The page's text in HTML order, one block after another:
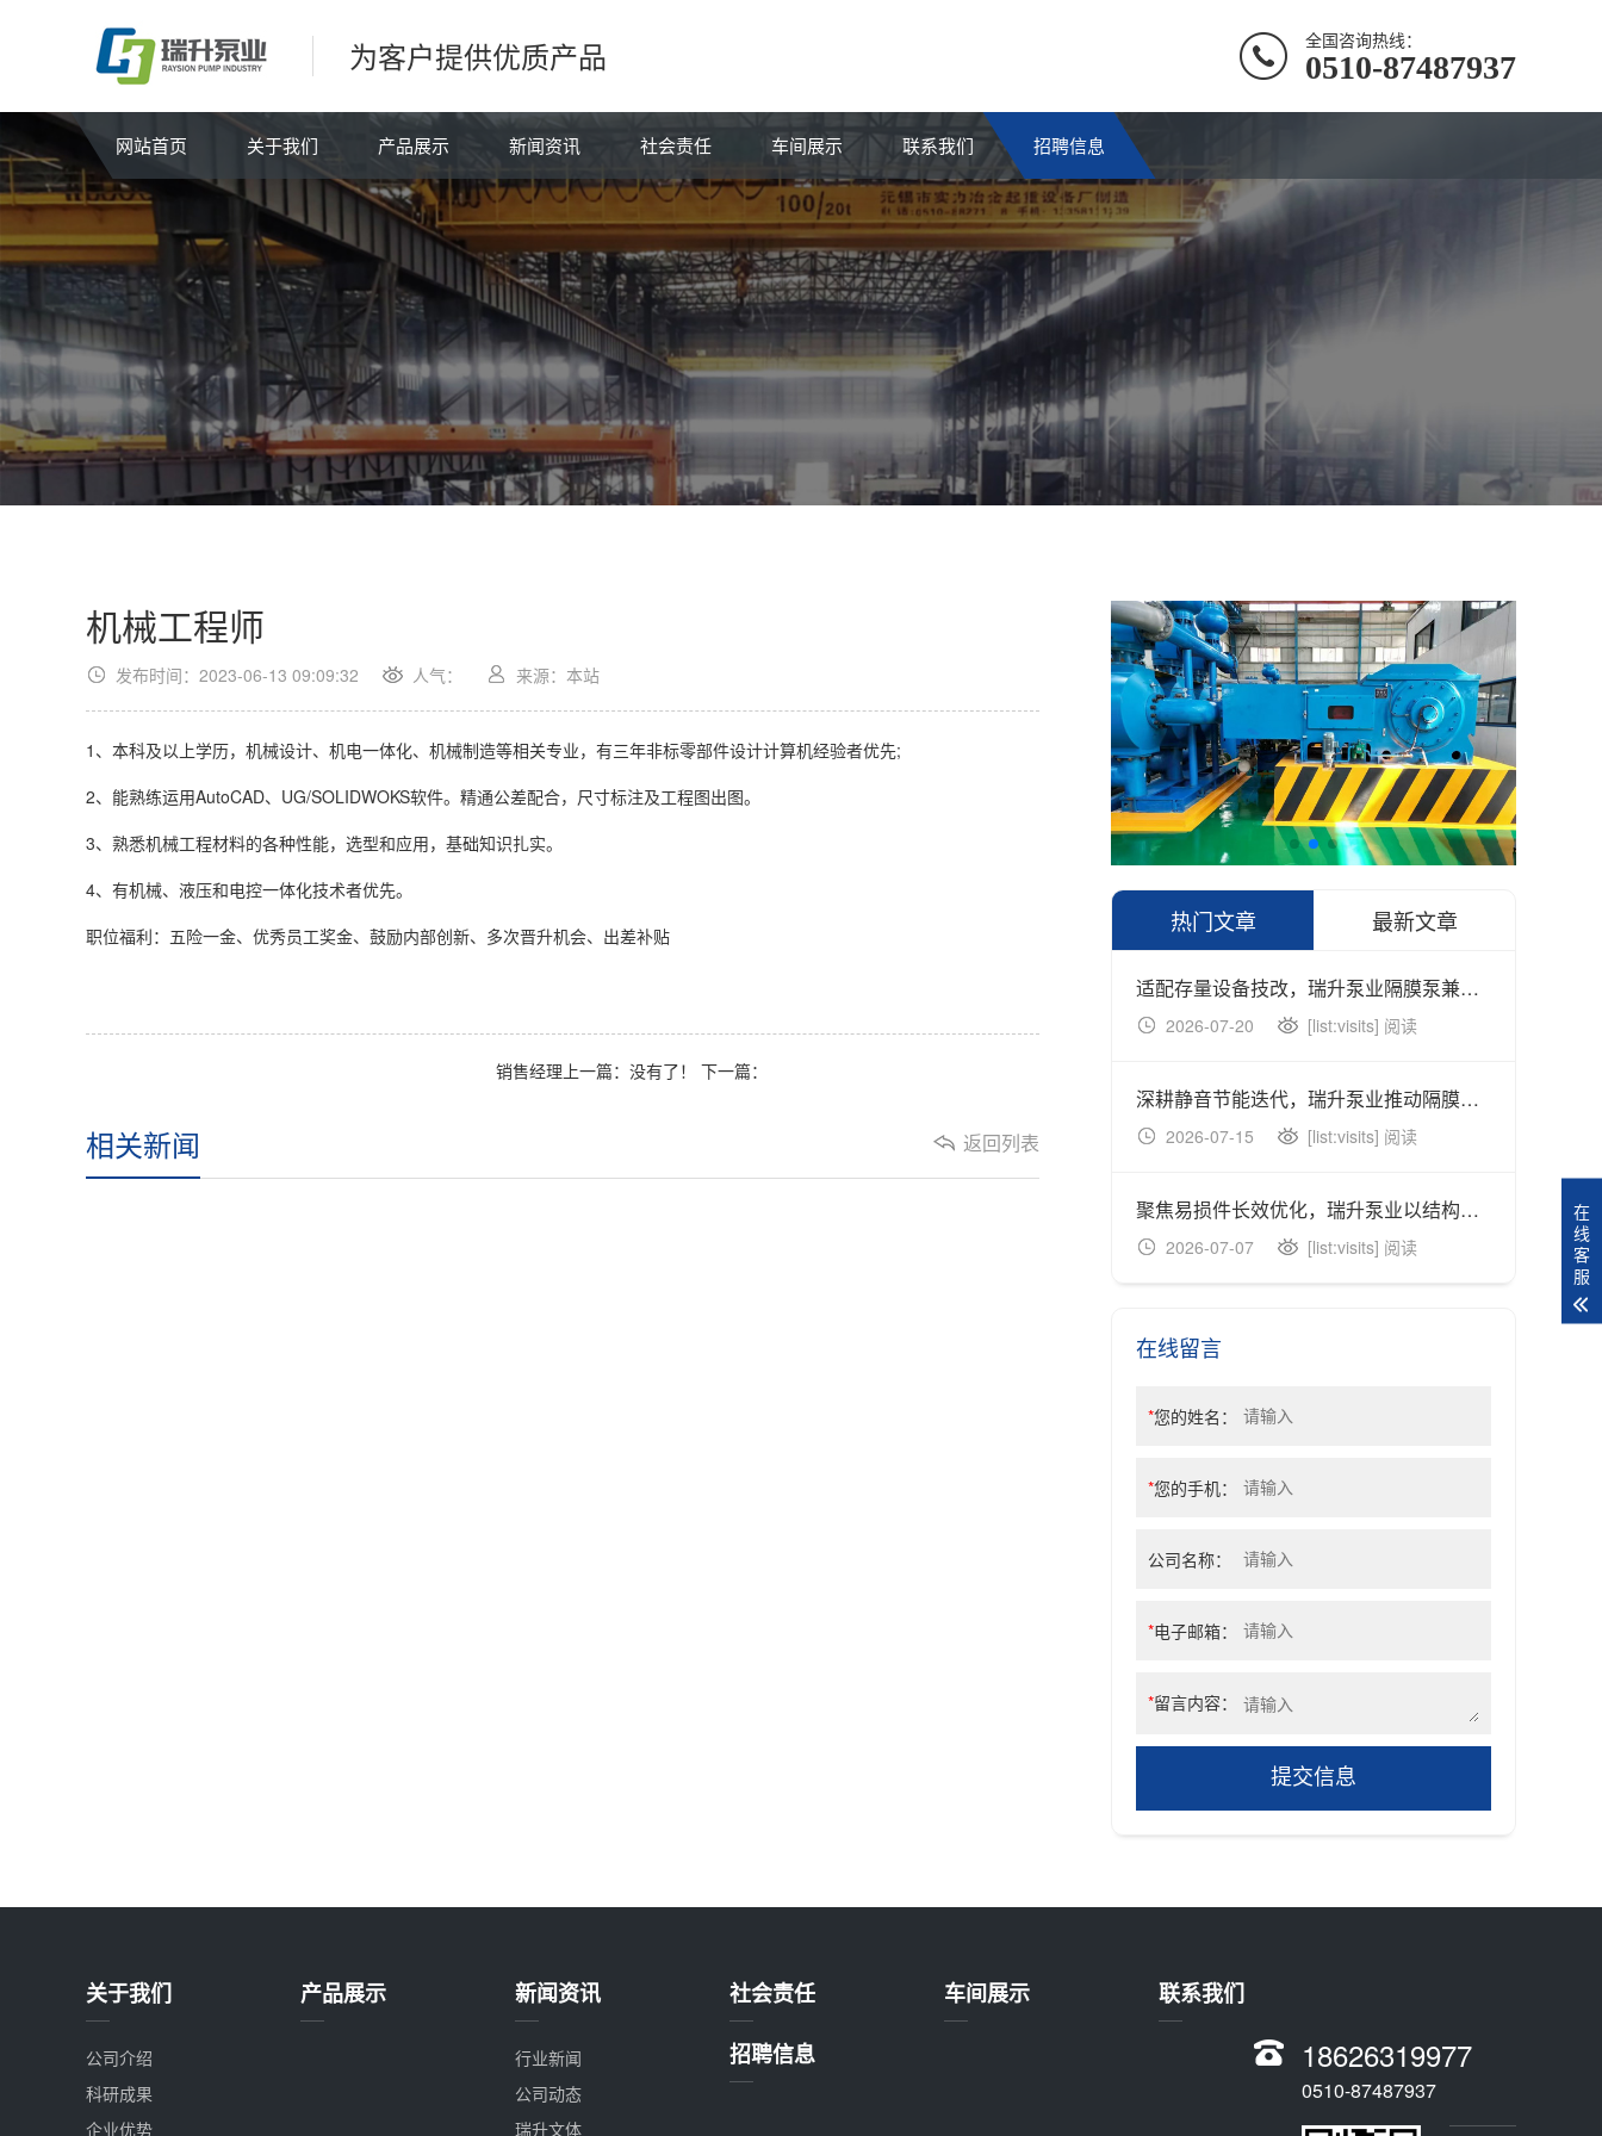
为客户提供优质产品 全国咨询热线：
0510-87487937
网站首页 关于我们 产品展示 新闻资讯 社会责任 车间展示 联系我们 招聘信息
机械工程师
发布时间：2023-06-13 09:09:32 人气： 来源：本站
1、本科及以上学历，机械设计、机电一体化、机械制造等相关专业，有三年非标零部件设计计算机经验者优先;
2、能熟练运用AutoCAD、UG/SOLIDWOKS软件。精通公差配合，尺寸标注及工程图出图。
3、熟悉机械工程材料的各种性能，选型和应用，基础知识扎实。
4、有机械、液压和电控一体化技术者优先。
职位福利：五险一金、优秀员工奖金、鼓励内部创新、多次晋升机会、出差补贴
上一篇：没有了！ 下一篇：
销售经理
返回列表
相关新闻
热门文章 最新文章
适配存量设备技改，瑞升泵业隔膜泵兼容改造方案助力产线升级
2026-07-20 [list:visits] 阅读
深耕静音节能迭代，瑞升泵业推动隔膜泵适配绿色连续化生产
2026-07-15 [list:visits] 阅读
聚焦易损件长效优化，瑞升泵业以结构改良降低隔膜泵运维成本
2026-07-07 [list:visits] 阅读
在线留言
*您的姓名：
*您的手机：
公司名称：
*电子邮箱：
*留言内容：
提交信息
关于我们
公司介绍
科研成果
企业优势
产品展示 新闻资讯
行业新闻
公司动态
瑞升文体
社会责任 车间展示
联系我们
招聘信息
18626319977
0510-87487937
在
线
客
服